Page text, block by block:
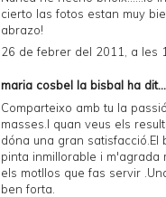
cierto las fotos estan muy
abrazo!
26 de febrer del 2011, a les
maria cosbel la bisbal ha dit...
Comparteixo amb tu la
masses.I quan veus els
dóna una gran satisfacció.El
pinta inmillorable i m'agrada
els motllos que fas servir
ben forta.